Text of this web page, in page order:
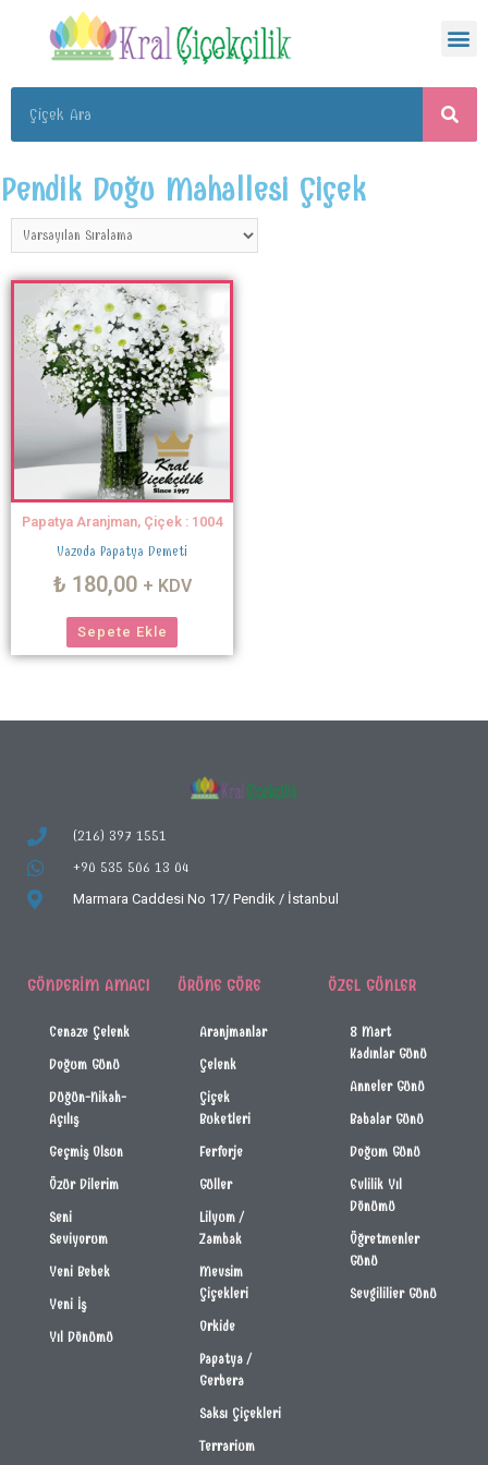
Pendik Doğu Mahallesi Çiçek
Papatya Aranjman, Çiçek : 1004
Vazoda Papatya Demeti
₺ 180,00 + KDV
Sepete Ekle
(216) 397 1551
+90 535 506 13 04
Marmara Caddesi No 17/ Pendik / İstanbul
GÖNDERIM AMACI
Cenaze Çelenk
Doğum Günü
Düğün-Nikah-
Açılış
Geçmiş Olsun
Özür Dilerim
Seni
Seviyorum
Yeni Bebek
Yeni İş
Yıl Dönümü
ÜRÜNE GÖRE
Aranjmanlar
Çelenk
Çiçek
Buketleri
Ferforje
Güller
Lilyum /
Zambak
Mevsim
Çiçekleri
Orkide
Papatya /
Gerbera
Saksı Çiçekleri
Terrarium
ÖZEL GÜNLER
8 Mart
Kadınlar Günü
Anneler Günü
Babalar Günü
Doğum Günü
Evlilik Yıl
Dönümü
Öğretmenler
Günü
Sevgililier Günü